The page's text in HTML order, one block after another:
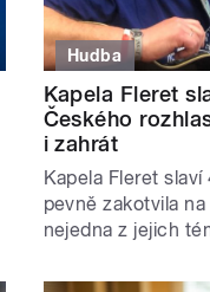
Hudba
Kapela Fleret
Českého
i zahrát
Kapela Fleret
pevně zakotvila
nejedna z jejich